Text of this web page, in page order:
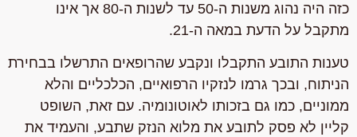
כזה היה נהוג משנות ה-50 עד לשנות ה-80 אך אינו
מתקבל על הדעת במאה ה-21.
טענות התובע התקבלו ונקבע שהרופאים התרשלו בבחירת
הניתוח, ובכך גרמו לנזקיו הרפואיים, הכלכליים והלא
ממוניים, כמו גם בזכותו לאוטונומיה. עם זאת, השופט
קליין לא פסק לתובע את מלוא הנזק שתבע, והעמיד את